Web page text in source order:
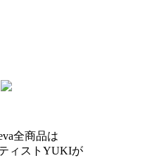
全商品は
ィストYUKIが